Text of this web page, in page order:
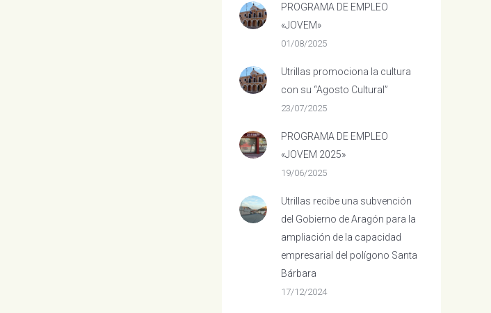
PROGRAMA DE EMPLEO
«JOVEM»
01/08/2025
Utrillas promociona la cultura
con su “Agosto Cultural”
23/07/2025
PROGRAMA DE EMPLEO
«JOVEM 2025»
19/06/2025
Utrillas recibe una subvención
del Gobierno de Aragón para la
ampliación de la capacidad
empresarial del polígono Santa
Bárbara
17/12/2024